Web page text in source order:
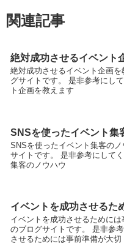
関連記事
絶対成功させるイベント
絶対成功させるイベント企画
グサイトです。 是非参考にし
ト企画を教えます
SNSを使ったイベント集
SNSを使ったイベント集客の
サイトです。 是非参考にして
集客のノウハウ
イベントを成功させるた
イベントを成功させるために
のブログサイトです。 是非参
させるためには事前準備が大切